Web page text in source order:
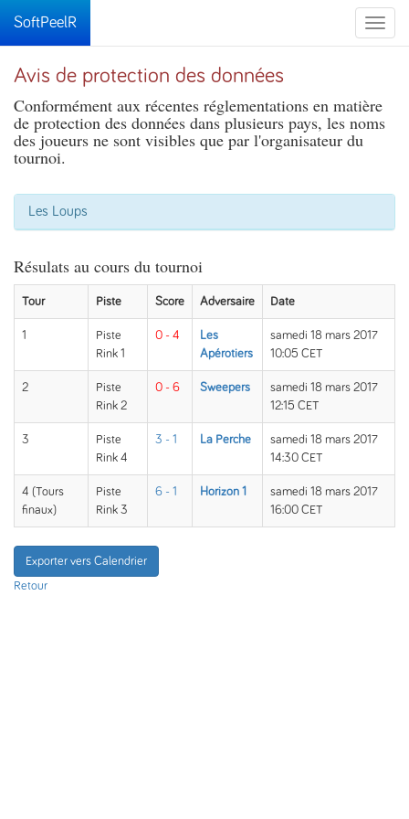
Toggle
SoftPeelR
Avis de protection des données
Conformément aux récentes réglementations en matière
de protection des données dans plusieurs pays, les noms
des joueurs ne sont visibles que par l'organisateur du
tournoi.
Les Loups
Résulats au cours du tournoi
Tour Piste Score Adversaire Date
1
Piste
Rink 1
0 - 4
Les
Apérotiers
samedi 18 mars 2017
10:05 CET
2
Piste
Rink 2
0 - 6 Sweepers
samedi 18 mars 2017
12:15 CET
3
Piste
Rink 4
3 - 1 La Perche
samedi 18 mars 2017
14:30 CET
4 (Tours
finaux)
Piste
Rink 3
6 - 1 Horizon 1
samedi 18 mars 2017
16:00 CET
Exporter vers Calendrier
Retour